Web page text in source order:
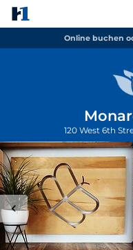
Online buchen
120 West 6th